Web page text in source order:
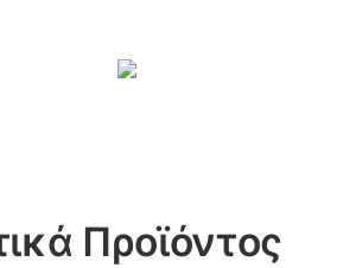
Προϊόντος